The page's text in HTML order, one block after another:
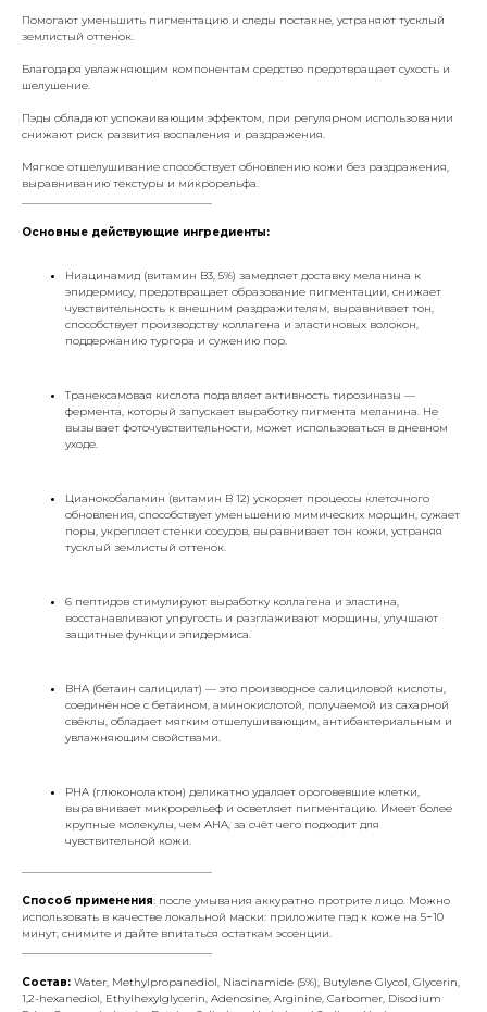
Помогают уменьшить пигментацию и следы постакне, устраняют тусклый
землистый оттенок.
Благодаря увлажняющим компонентам средство предотвращает сухость и
шелушение.
Пэды обладают успокаивающим эффектом, при регулярном использовании
снижают риск развития воспаления и раздражения.
Мягкое отшелушивание способствует обновлению кожи без раздражения,
выравниванию текстуры и микрорельфа.
Основные действующие ингредиенты:
Ниацинамид (витамин B3, 5%) замедляет доставку меланина к
эпидермису, предотвращает образование пигментации, снижает
чувствительность к внешним раздражителям, выравнивает тон,
способствует производству коллагена и эластиновых волокон,
поддержанию тургора и сужению пор.
Транексамовая кислота подавляет активность тирозиназы —
фермента, который запускает выработку пигмента меланина. Не
вызывает фоточувствительности, может использоваться в дневном
уходе.
Цианокобаламин (витамин В 12) ускоряет процессы клеточного
обновления, способствует уменьшению мимических морщин, сужает
поры, укрепляет стенки сосудов, выравнивает тон кожи, устраняя
тусклый землистый оттенок.
6 пептидов стимулируют выработку коллагена и эластина,
восстанавливают упругость и разглаживают морщины, улучшают
защитные функции эпидермиса.
BHA (бетаин салицилат) — это производное салициловой кислоты,
соединённое с бетаином, аминокислотой, получаемой из сахарной
свёклы, обладает мягким отшелушивающим, антибактериальным и
увлажняющим cвойствами.
PHA (глюконолактон) деликатно удаляет ороговевшие клетки,
выравнивает микрорельеф и осветляет пигментацию. Имеет более
крупные молекулы, чем AHA, за счёт чего подходит для
чувствительной кожи.
Способ применения: после умывания аккуратно протрите лицо. Можно
использовать в качестве локальной маски: приложите пэд к коже на 5−10
минут, снимите и дайте впитаться остаткам эссенции.
Состав: Water, Methylpropanediol, Niacinamide (5%), Butylene Glycol, Glycerin,
1,2-hexanediol, Ethylhexylglycerin, Adenosine, Arginine, Carbomer, Disodium